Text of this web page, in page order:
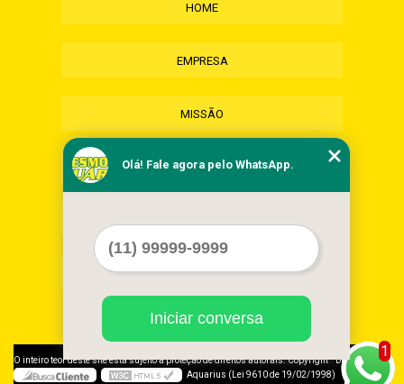
HOME
EMPRESA
MISSÃO
SERVIÇOS
MAPA DO SITE
O inteiro teor deste site está sujeito à proteção de direitos autorais. Copyright Desmonte
Aquarius (Lei 9610 de 19/02/1998)
1
Olá! Fale agora pelo WhatsApp.
Iniciar conversa